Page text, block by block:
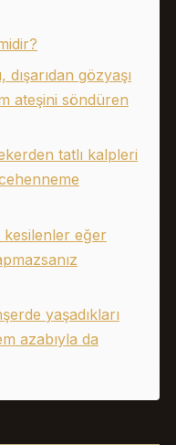
gözyaşı
ateşini söndüren
tatlı kalpleri
kesilenler eğer
yaşadıkları
azabıyla da